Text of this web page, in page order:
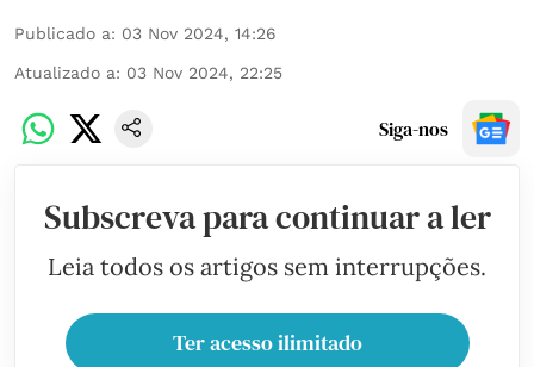
Publicado a: 03 Nov 2024, 14:26
Atualizado a: 03 Nov 2024, 22:25
Siga-nos
Subscreva para continuar a ler
Leia todos os artigos sem interrupções.
Ter acesso ilimitado